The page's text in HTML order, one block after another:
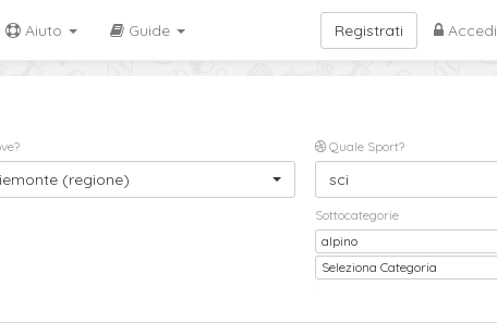
Aiuto Guide Accedi
Registrati
(regione)
Quale Sport?
sci
Sottocategorie
alpino
Sottocategoria
2
Seleziona Categoria